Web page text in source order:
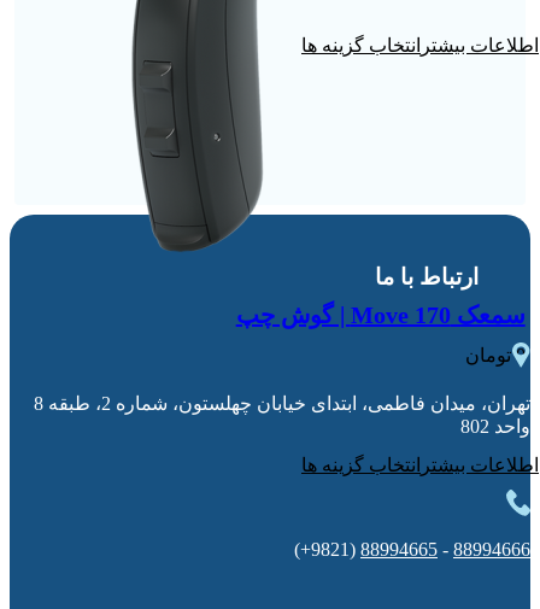
انتخاب گزینه ها
سمعک Move 170 | گوش چپ
0 تومان
انتخاب گزینه ها
ارتباط با ما
تهران، میدان فاطمی، ابتدای خیابان چهلستون، شماره 2، طبقه 8
واحد 802
88994666
-
88994665
(9821+)